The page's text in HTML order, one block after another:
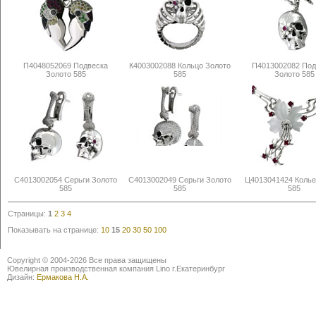
П4048052069 Подвеска
Золото 585
К4003002088 Кольцо Золото
585
П4013002082
Золото 585
С4013002054 Серьги Золото
585
С4013002049 Серьги Золото
585
Ц4013041424
585
Страницы: 1 2 3 4
Показывать на странице: 10 15 20 30 50 100
Copyright © 2004-2026 Все права защищены
Ювелирная производственная компания Lino г.Екатеринбург
Дизайн: Ермакова Н.А.